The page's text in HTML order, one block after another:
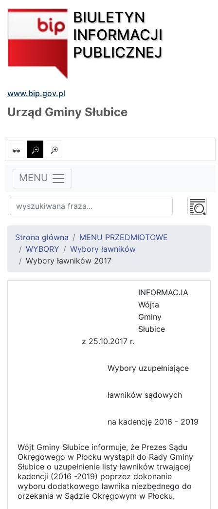
BIULETYN
INFORMACJI
PUBLICZNEJ
www.bip.gov.pl
Urząd Gminy Słubice
MENU
Strona główna
MENU PRZEDMIOTOWE
WYBORY
Wybory ławników
Wybory ławników 2017
INFORMACJA
Wójta
Gminy
Słubice
z 25.10.2017 r.
Wybory uzupełniające
ławników sądowych
na kadencję 2016 - 2019
Wójt Gminy Słubice informuje, że Prezes Sądu
Okręgowego w Płocku wystąpił do Rady Gminy
Słubice o uzupełnienie listy ławników trwającej
kadencji (2016 -2019) poprzez dokonanie
wyboru dodatkowego ławnika niezbędnego do
orzekania w Sądzie Okręgowym w Płocku.